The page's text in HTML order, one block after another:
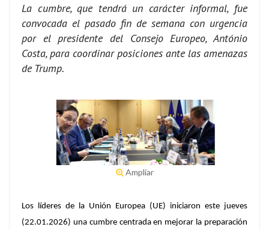
La cumbre, que tendrá un carácter informal, fue
convocada el pasado fin de semana con urgencia
por el presidente del Consejo Europeo, António
Costa, para coordinar posiciones ante las amenazas
de Trump.
Ampliar
Los líderes de la Unión Europea (UE) iniciaron este jueves
(22.01.2026) una cumbre centrada en mejorar la preparación